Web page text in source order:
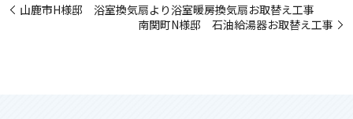
山鹿市H様邸 浴室換気扇より浴室暖房換気扇お取替え工事
南関町N様邸 石油給湯器お取替え工事